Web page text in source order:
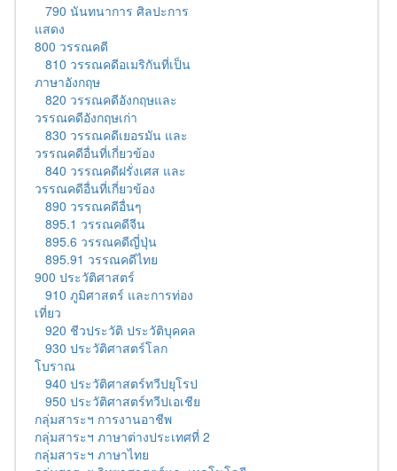
790 นันทนาการ ศิลปะการ
แสดง
800 วรรณคดี
810 วรรณคดีอเมริกันที่เป็น
ภาษาอังกฤษ
820 วรรณคดีอังกฤษและ
วรรณคดีอังกฤษเก่า
830 วรรณคดีเยอรมัน และ
วรรณคดีอื่นที่เกี่ยวข้อง
840 วรรณคดีฝรั่งเศส และ
วรรณคดีอื่นที่เกี่ยวข้อง
890 วรรณคดีอื่นๆ
895.1 วรรณคดีจีน
895.6 วรรณคดีญี่ปุ่น
895.91 วรรณคดีไทย
900 ประวัติศาสตร์
910 ภูมิศาสตร์ และการท่อง
เที่ยว
920 ชีวประวัติ ประวัติบุคคล
930 ประวัติศาสตร์โลก
โบราณ
940 ประวัติศาสตร์ทวีปยุโรป
950 ประวัติศาสตร์ทวีปเอเชีย
กลุ่มสาระฯ การงานอาชีพ
กลุ่มสาระฯ ภาษาต่างประเทศที่ 2
กลุ่มสาระฯ ภาษาไทย